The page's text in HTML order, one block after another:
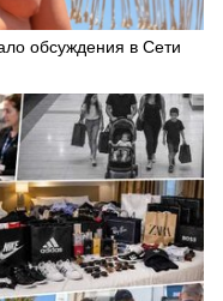
обсуждения в Сети